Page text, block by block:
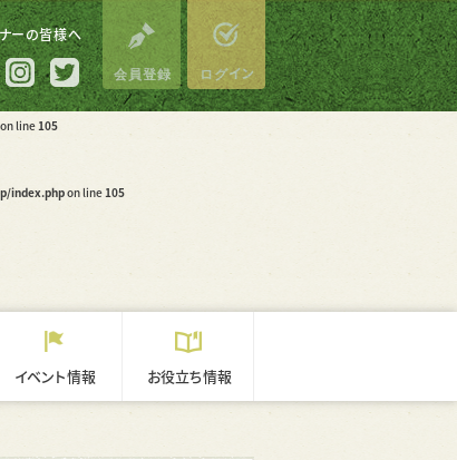
line74
shop/index.phpon line74
on line105
index.phpon line105
ーの皆様へ
公式
Inst
公式
Twi
会員登録 ログイン
イベント情報 お役立ち情報